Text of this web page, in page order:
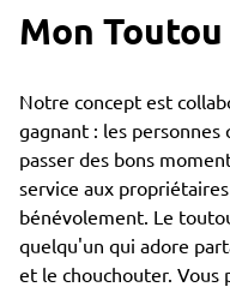
Mon Toutou
Notre concept est
gagnant : les
passer des bons
service aux
bénévolement. Le
quelqu'un qui adore
et le chouchouter. Vous